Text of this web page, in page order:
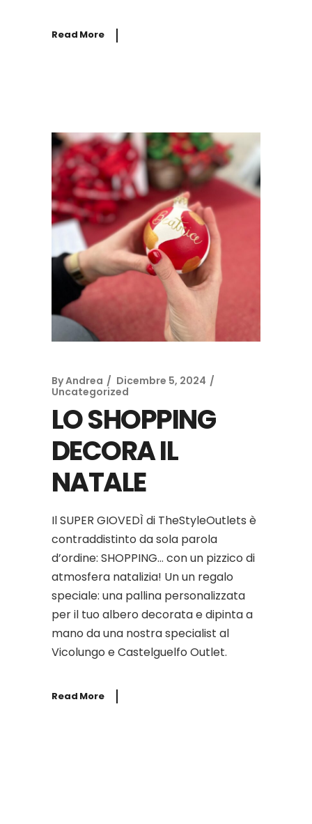
Read More
ByAndrea
Dicembre 5, 2024
Uncategorized
LO SHOPPING
DECORA IL
NATALE
Il SUPER GIOVEDÌ di TheStyleOutlets è
contraddistinto da sola parola
d’ordine: SHOPPING… con un pizzico di
atmosfera natalizia! Un un regalo
speciale: una pallina personalizzata
per il tuo albero decorata e dipinta a
mano da una nostra specialist al
Vicolungo e Castelguelfo Outlet.
Read More